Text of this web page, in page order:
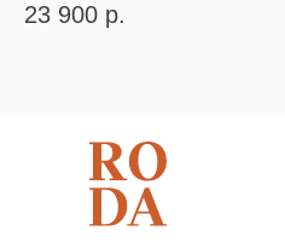
23 900 р.